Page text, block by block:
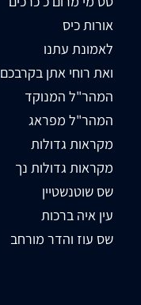
אורות כיס
לאמונת עתנו
ואת רוחי אתן בקרבכם
המהר"ל המנוקד
המהר"ל מפראג
מקראות גדולות
מקראות גדולות נך
שס שוטנשטיין
עין איה ברכות
שס עוז והדר מורחב